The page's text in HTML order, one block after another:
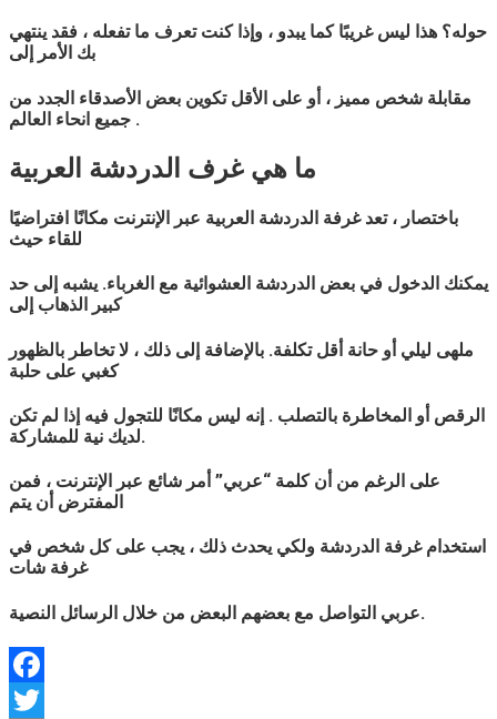
حوله؟ هذا ليس غريبًا كما يبدو ، وإذا كنت تعرف ما تفعله ، فقد ينتهي
بك الأمر إلى
مقابلة شخص مميز ، أو على الأقل تكوين بعض الأصدقاء الجدد من
جميع انحاء العالم .
ما هي غرف الدردشة العربية
باختصار ، تعد غرفة الدردشة العربية عبر الإنترنت مكانًا افتراضيًا
للقاء حيث
يمكنك الدخول في بعض الدردشة العشوائية مع الغرباء. يشبه إلى حد
كبير الذهاب إلى
ملهى ليلي أو حانة أقل تكلفة. بالإضافة إلى ذلك ، لا تخاطر بالظهور
كغبي على حلبة
الرقص أو المخاطرة بالتصلب . إنه ليس مكانًا للتجول فيه إذا لم تكن
لديك نية للمشاركة.
على الرغم من أن كلمة “عربي” أمر شائع عبر الإنترنت ، فمن
المفترض أن يتم
استخدام غرفة الدردشة ولكي يحدث ذلك ، يجب على كل شخص في
غرفة شات
عربيالتواصل مع بعضهم البعض من خلال الرسائل النصية.
Facebook